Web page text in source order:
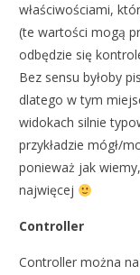
właściwościami,
(te wartości mogą
odbędzie się
Bez sensu byłoby
dlatego w tym
widokach silnie
przykładzie mógł/
ponieważ jak
najwięcej
Controller
Controller można